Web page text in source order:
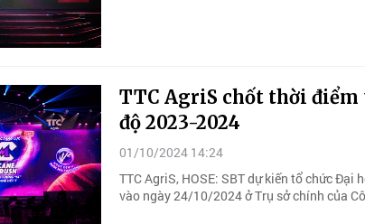
TTC AgriS chốt thời
độ 2023-2024
01/10/2024 14:24
TTC AgriS, HOSE: SBT dự kiến tổ chức
vào ngày 24/10/2024 ở Trụ sở chính của